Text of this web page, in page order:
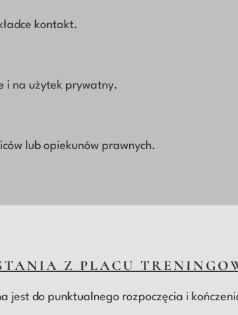
Z PLACU
jest do punktualnego rozpoczęcia i
kontakt.
i na użytek prywatny.
lub opiekunów prawnych.